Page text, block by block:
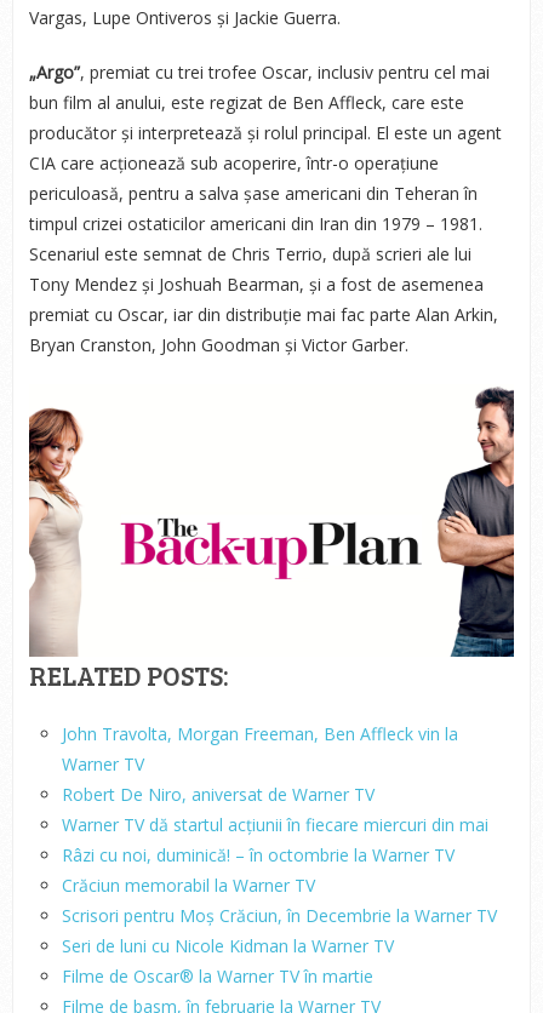
Vargas, Lupe Ontiveros și Jackie Guerra.
„Argo”, premiat cu trei trofee Oscar, inclusiv pentru cel mai
bun film al anului, este regizat de Ben Affleck, care este
producător și interpretează și rolul principal. El este un agent
CIA care acționează sub acoperire, într-o operațiune
periculoasă, pentru a salva șase americani din Teheran în
timpul crizei ostaticilor americani din Iran din 1979 – 1981.
Scenariul este semnat de Chris Terrio, după scrieri ale lui
Tony Mendez și Joshuah Bearman, și a fost de asemenea
premiat cu Oscar, iar din distribuție mai fac parte Alan Arkin,
Bryan Cranston, John Goodman și Victor Garber.
RELATED POSTS:
John Travolta, Morgan Freeman, Ben Affleck vin la
Warner TV
Robert De Niro, aniversat de Warner TV
Warner TV dă startul acțiunii în fiecare miercuri din mai
Râzi cu noi, duminică! – în octombrie la Warner TV
Crăciun memorabil la Warner TV
Scrisori pentru Moș Crăciun, în Decembrie la Warner TV
Seri de luni cu Nicole Kidman la Warner TV
Filme de Oscar® la Warner TV în martie
Filme de basm, în februarie la Warner TV